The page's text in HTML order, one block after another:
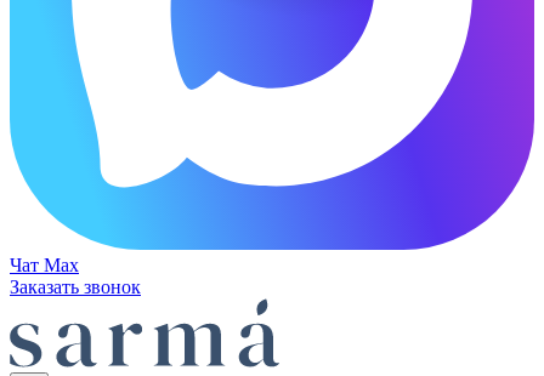
Чат Max
Заказать звонок